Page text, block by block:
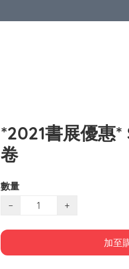
*2021書展優惠
卷
數量
−
+
加至